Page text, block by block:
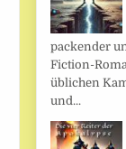
packender
Fiction-
üblichen
und...